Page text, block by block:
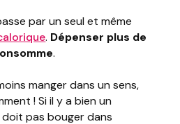
par un seul et même
. Dépenser plus de
.
manger dans un sens,
! Si il y a bien un
pas bouger dans